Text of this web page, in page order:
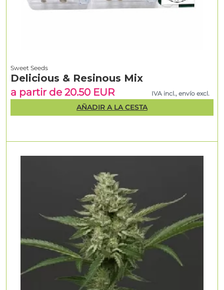
Sweet Seeds
Delicious & Resinous Mix
a partir de 20.50 EUR
IVA incl., envío excl.
AÑADIR A LA CESTA